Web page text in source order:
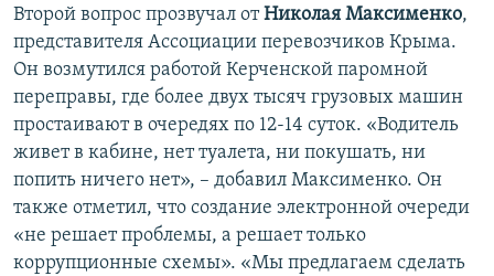
Второй вопрос прозвучал отНиколая Максименко,
представителя Ассоциации перевозчиков Крыма.
Он возмутился работой Керченской паромной
переправы, где более двух тысяч грузовых машин
простаивают в очередях по 12-14 суток. «Водитель
живет в кабине, нет туалета, ни покушать, ни
попить ничего нет», – добавил Максименко. Он
также отметил, что создание электронной очереди
«не решает проблемы, а решает только
коррупционные схемы». «Мы предлагаем сделать